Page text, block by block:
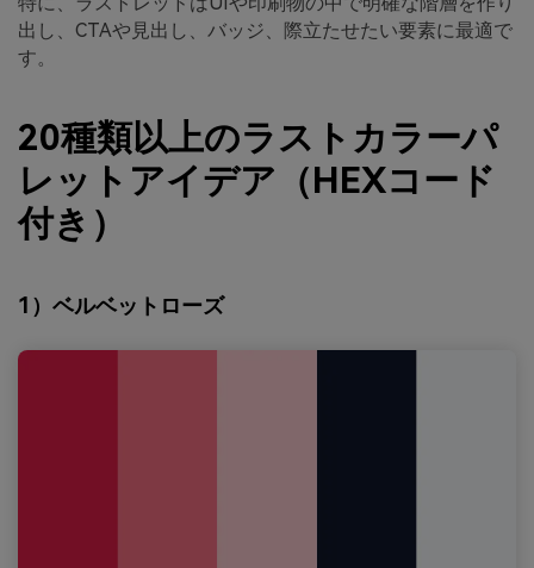
出し、CTAや見出し、バッジ、際立たせたい要素に最適で
す。
20種類以上のラストカラーパ
レットアイデア（HEXコード
付き）
1）ベルベットローズ